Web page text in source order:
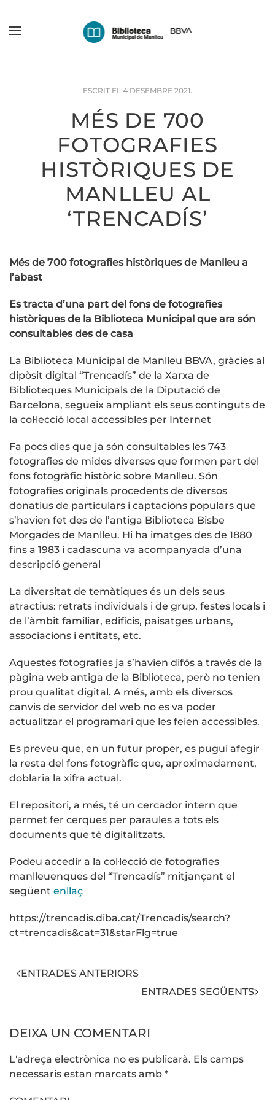
ESCRIT EL 4 DESEMBRE 2021.
MÉS DE 700
FOTOGRAFIES
HISTÒRIQUES DE
MANLLEU AL
‘TRENCADÍS’
Més de 700 fotografies històriques de Manlleu a
l’abast
Es tracta d’una part del fons de fotografies
històriques de la Biblioteca Municipal que ara són
consultables des de casa
La Biblioteca Municipal de Manlleu BBVA, gràcies al
dipòsit digital “Trencadís” de la Xarxa de
Biblioteques Municipals de la Diputació de
Barcelona, segueix ampliant els seus continguts de
la col·lecció local accessibles per Internet
Fa pocs dies que ja són consultables les 743
fotografies de mides diverses que formen part del
fons fotogràfic històric sobre Manlleu. Són
fotografies originals procedents de diversos
donatius de particulars i captacions populars que
s’havien fet des de l’antiga Biblioteca Bisbe
Morgades de Manlleu. Hi ha imatges des de 1880
fins a 1983 i cadascuna va acompanyada d’una
descripció general
La diversitat de temàtiques és un dels seus
atractius: retrats individuals i de grup, festes locals i
de l’àmbit familiar, edificis, paisatges urbans,
associacions i entitats, etc.
Aquestes fotografies ja s’havien difós a través de la
pàgina web antiga de la Biblioteca, però no tenien
prou qualitat digital. A més, amb els diversos
canvis de servidor del web no es va poder
actualitzar el programari que les feien accessibles.
Es preveu que, en un futur proper, es pugui afegir
la resta del fons fotogràfic que, aproximadament,
doblaria la xifra actual.
El repositori, a més, té un cercador intern que
permet fer cerques per paraules a tots els
documents que té digitalitzats.
Podeu accedir a la col·lecció de fotografies
manlleuenques del “Trencadís” mitjançant el
següent enllaç
https://trencadis.diba.cat/Trencadis/search?
ct=trencadis&cat=31&starFlg=true
ENTRADES ANTERIORS
ENTRADES SEGÜENTS
DEIXA UN COMENTARI
L'adreça electrònica no es publicarà. Els camps
necessaris estan marcats amb *